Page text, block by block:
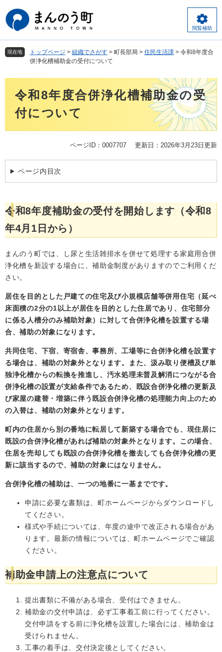
ー
ジ
先
頭
す
ニ
ュ
を
飛
し
閲覧補助
現在地 トップページ > 組織でさがす > 町長部局 > 住民生活課 > 令和8年度合
併浄化槽補助金の受付について
令和8年度合併浄化槽補助金の受
付について
ページID：0007707 更新日：2026年3月23日更新
ページ内目次
令和8年度補助金の受付を開始します（令和8
年4月1日から）
まんのう町では、し尿と生活雑排水を併せて処理する家庭用合併
浄化槽を新設する場合に、補助金制度がありますのでご利用くだ
さい。
居住を目的とした戸建ての住宅及び小規模店舗等併用住宅（延べ
床面積の2分の1以上が居住を目的とした住居であり、住宅部分
に係る人槽分のみ補助対象）に対して合併浄化槽を設置する場
合、補助の対象になります。
共同住宅、下宿、寄宿舎、事務所、工場等に合併浄化槽を設置す
る場合は、補助の対象外となります。
また、汲み取り便槽及び単
独浄化槽からの転換を推進し、汚水処理未普及解消につながる合
併浄化槽の設置が支給条件であるため、既設合併浄化槽の更新及
び家屋の建替・増築に伴う既設合併浄化槽の処理能力向上のため
の入替は、補助の対象外となります。
町内の住居から別の番地に転居して新築する場合でも、現住居に
既設の合併浄化槽があれば補助の対象外となります。この場合、
住居を売却しても既設の合併浄化槽を撤去しても合併浄化槽の更
新に該当するので、補助の対象にはなりません。
合併浄化槽の補助は、一つの地番に一基までです。
申請に必要な書類は、町ホームページからダウンロードし
てください。
様式や手続については、年度の途中で改正される場合があ
ります。最新の情報については、町ホームページでご確認
ください。
補助金申請上の注意点について
提出書類に不備がある場合、受付はできません。
補助金の交付申請は、必ず工事着工前に行ってください。
交付申請をする前に浄化槽を設置した場合には、補助金は
受けられません。
工事の着手は、交付決定後としてください。